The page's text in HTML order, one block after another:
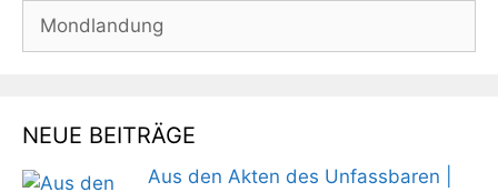
Suchen
NEUE BEITRÄGE
Aus den Akten des Unfassbaren |